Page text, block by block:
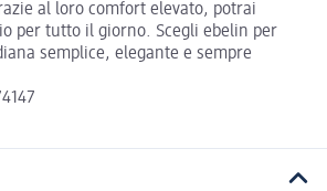
al loro comfort elevato, potrai
per tutto il giorno. Scegli ebelin per
semplice, elegante e sempre